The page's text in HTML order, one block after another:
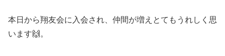
本日から翔友会に入会され、仲間が増えとてもうれしく思
います🙌。